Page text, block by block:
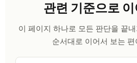
관련 기준으로 이
이 페이지 하나로 모든 판단을 끝
순서대로 이어서 보는